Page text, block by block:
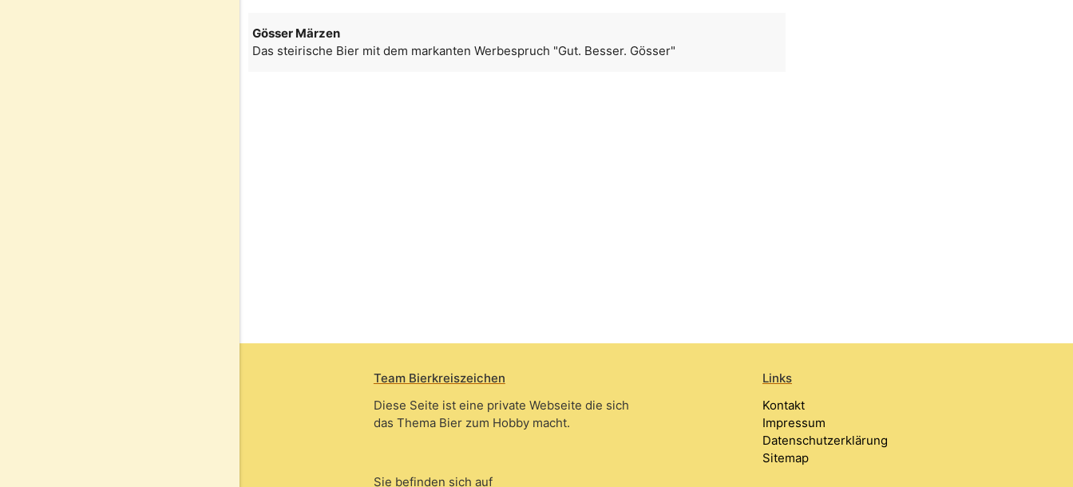
Gösser Märzen
Das steirische Bier mit dem markanten Werbespruch "Gut. Besser. Gösser"
Team Bierkreiszeichen
Diese Seite ist eine private Webseite die sich
das Thema Bier zum Hobby macht.
Sie befinden sich auf
Links
Kontakt
Impressum
Datenschutzerklärung
Sitemap